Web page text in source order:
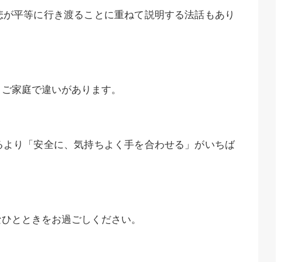
平等に行き渡ることに重ねて説明する法話もあり
家庭で違いがあります。
り「安全に、気持ちよく手を合わせる」がいちば
とときをお過ごしください。